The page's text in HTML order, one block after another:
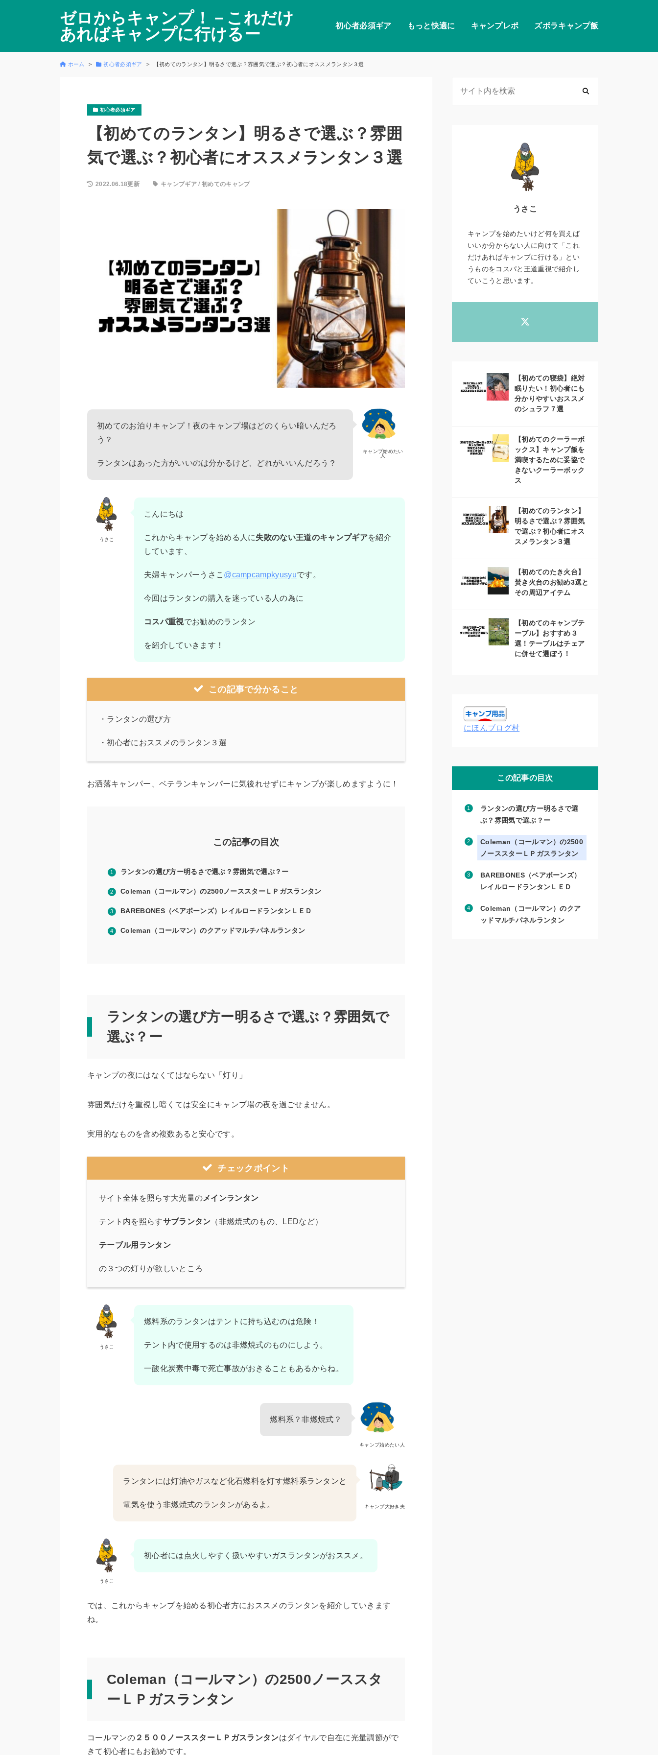
ゼロからキャンプ！－これだけ
あればキャンプに行けるー
初心者必須ギア もっと快適に キャンプレポ ズボラキャンプ飯
ホーム 初心者必須ギア 【初めてのランタン】明るさで選ぶ？雰囲気で選ぶ？初心者にオススメランタン３選
初心者必須ギア
【初めてのランタン】明るさで選ぶ？雰囲
気で選ぶ？初心者にオススメランタン３選
2022.06.18更新 キャンプギア /初めてのキャンプ
キャンプ始めたい
人
初めてのお泊りキャンプ！夜のキャンプ場はどのくらい暗いんだろ
う？
ランタンはあった方がいいのは分かるけど、どれがいいんだろう？
うさこ
こんにちは
これからキャンプを始める人に失敗のない王道のキャンプギアを紹介
しています、
夫婦キャンパーうさこ @campcampkyusyuです。
今回はランタンの購入を迷っている人の為に
コスパ重視でお勧めのランタン
を紹介していきます！
この記事で分かること
・ランタンの選び方
・初心者におススメのランタン３選
お洒落キャンパー、ベテランキャンパーに気後れせずにキャンプが楽しめますように！
この記事の目次
ランタンの選び方ー明るさで選ぶ？雰囲気で選ぶ？ー
Coleman（コールマン）の2500ノーススターＬＰガスランタン
BAREBONES（ベアボーンズ）レイルロードランタンＬＥＤ
Coleman（コールマン）のクアッドマルチパネルランタン
ランタンの選び方ー明るさで選ぶ？雰囲気で
選ぶ？ー
キャンプの夜にはなくてはならない「灯り」
雰囲気だけを重視し暗くては安全にキャンプ場の夜を過ごせません。
実用的なものを含め複数あると安心です。
チェックポイント
サイト全体を照らす大光量のメインランタン
テント内を照らすサブランタン （非燃焼式のもの、LEDなど）
テーブル用ランタン
の３つの灯りが欲しいところ
うさこ
燃料系のランタンはテントに持ち込むのは危険！
テント内で使用するのは非燃焼式のものにしよう。
一酸化炭素中毒で死亡事故がおきることもあるからね。
キャンプ始めたい人
燃料系？非燃焼式？
キャンプ大好き夫
ランタンには灯油やガスなど化石燃料を灯す燃料系ランタンと
電気を使う非燃焼式のランタンがあるよ。
うさこ
初心者には点火しやすく扱いやすいガスランタンがおススメ。
では、これからキャンプを始める初心者方におススメのランタンを紹介していきます
ね。
Coleman（コールマン）の2500ノーススタ
ーＬＰガスランタン
コールマンの２５００ノーススターＬＰガスランタンはダイヤルで自在に光量調節がで
きて初心者にもお勧めです。
うさこ
キャンプを始めたいけど何を買えば
いいか分からない人に向けて「これ
だけあればキャンプに行ける」とい
うものをコスパと王道重視で紹介し
ていこうと思います。
【初めての寝袋】絶対
眠りたい！初心者にも
分かりやすいおススメ
のシュラフ７選
【初めてのクーラーボ
ックス】キャンプ飯を
満喫するために妥協で
きないクーラーボック
ス
【初めてのランタン】
明るさで選ぶ？雰囲気
で選ぶ？初心者にオス
スメランタン３選
【初めてのたき火台】
焚き火台のお勧め3選と
その周辺アイテム
【初めてのキャンプテ
ーブル】おすすめ３
選！テーブルはチェア
に併せて選ぼう！
にほんブログ村
この記事の目次
ランタンの選び方ー明るさで選
ぶ？雰囲気で選ぶ？ー
Coleman（コールマン）の2500
ノーススターＬＰガスランタン
BAREBONES（ベアボーンズ）
レイルロードランタンＬＥＤ
Coleman（コールマン）のクア
ッドマルチパネルランタン